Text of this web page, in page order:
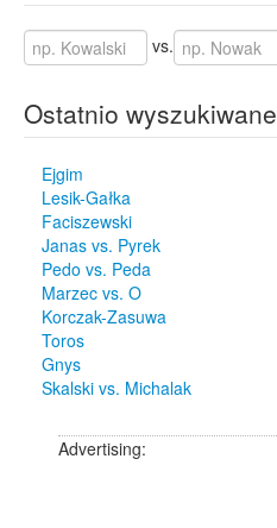
vs.
Ostatnio wyszukiwane
Ejgim
Lesik-Gałka
Faciszewski
Janas vs. Pyrek
Pedo vs. Peda
Marzec vs. O
Korczak-Zasuwa
Toros
Gnys
Skalski vs. Michalak
Advertising: